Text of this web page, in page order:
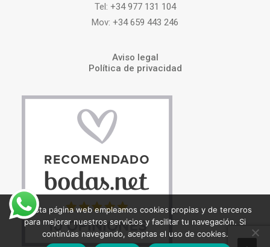
Tel: +34 977 131 104
Mov: +34 659 443 246
Aviso legal
Política de privacidad
En esta página web empleamos cookies propias y de terceros
para mejorar nuestros servicios y facilitar tu navegación. Si
continúas navegando, aceptas el uso de cookies.